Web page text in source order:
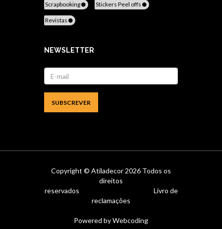
Scrapbooking Stickers Peel offs
Revistas
NEWSLETTER
Copyright © Atiladecor 2026 Todos os
direitos
reservados
Livro de
reclamações
Powered byWebcoding